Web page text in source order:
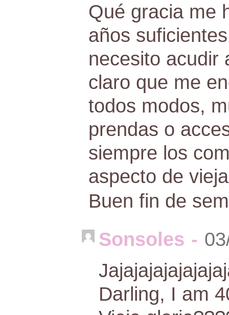
Qué gracia me
años
necesito
claro que me
todos modos,
prendas o
siempre los
aspecto de
Buen fin de
Sonsoles -
Darling, I am